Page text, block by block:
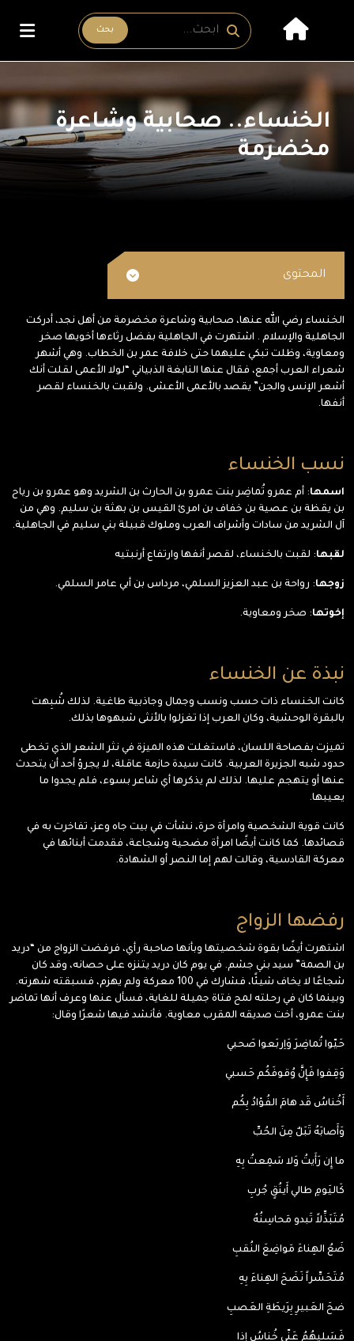
بحث
الخنساء.. صحابية وشاعرة
مخضرمة
المحتوى
الخنساء رضي الله عنها، صحابية وشاعرة مخضرمة من أهل نجد، أدركت
الجاهلية والإسلام . اشتهرت في الجاهلية بفضل رثاءها أخويها صخر
ومعاوية، وظلت تبكي عليهما حتى خلافة عمر بن الخطاب. وهي أشهر
شعراء العرب أجمع، فقال عنها النابغة الذبياني “لولا الأعمى لقلت أنك
أشعر الإنس والجن” يقصد بالأعمى الأعشى. ولقبت بالخنساء لقصر
أنفها.
نسب الخنساء
اسمها: أم عمرو تُماضِر بنت عمرو بن الحارث بن الشريد وهو عمرو بن رياح
بن يقظة بن عصية بن خفاف بن امرئ القيس بن بهثة بن سليم. وهي من
آل الشريد من سادات وأشراف العرب وملوك قبيلة بني سليم في الجاهلية.
لقبها: لقبت بالخنساء، لقصر أنفها وارتفاع أرنبتيه
زوجها: رواحة بن عبد العزيز السلمي، مرداس بن أبي عامر السلمي.
إخوتها: صخر ومعاوية.
نبذة عن الخنساء
كانت الخنساء ذات حسب ونسب وجمال وجاذبية طاغية. لذلك شُبِهت
بالبقرة الوحشية، وكان العرب إذا تغزلوا بالأنثى شبهوها بذلك.
تميزت بفصاحة اللسان، فاستغلت هذه الميزة في نثر الشعر الذي تخطى
حدود شبه الجزيرة العربية. كانت سيدة حازمة عاقلة، لا يجرؤ أحد أن يتحدث
عنها أو يتهجم عليها. لذلك لم يذكرها أي شاعر بسوء، فلم يجدوا ما
يعيبها.
كانت قوية الشخصية وامرأة حرة، نشأت في بيت جاه وعز، تفاخرت به في
قصائدها. كما كانت أيضًا امرأة مضحية وشجاعة، فقدمت أبنائها في
معركة القادسية، وقالت لهم إما النصر أو الشهادة.
رفضها الزواج
اشتهرت أيضًا بقوة شخصيتها وبأنها صاحبة رأي، فرفضت الزواج من “دريد
بن الصمة” سيد بني جشم. في يوم كان دريد يتنزه على حصانه، وقد كان
شجاعًا لا يخاف شيئًا، فشارك في 100 معركة ولم يهزم، فسبقته شهرته.
وبينما كان في رحلته لمح فتاة جميلة للغاية، فسأل عنها وعرف أنها تماضر
بنت عمرو، أخت صديقه المقرب معاوية. فأنشد فيها شعرًا وقال:
حَيّوا تُماضِرَ وَاِربَعوا صَحبي
وَقِفوا فَإِنَّ وُقوفَكُم حَسبي
أَخُناسُ قَد هامَ الفُؤادُ بِكُم
وَأَصابَهُ تَبَلٌ مِنَ الحُبِّ
ما إِن رَأَيتُ وَلا سَمِعتُ بِهِ
كَاليَومِ طالي أَينُقٍ جُربِ
مُتَبَذِّلاً تَبدو مَحاسِنُهُ
ضَعُ الهِناءَ مَواضِعَ النُقبِ
مُتَحَسِّراً نَضَحَ الهِناءَ بِهِ
ضحَ العَبيرِ بِرَيطَةِ العَصبِ
فَسَليهُمُ عَنّي خُناسُ إِذا